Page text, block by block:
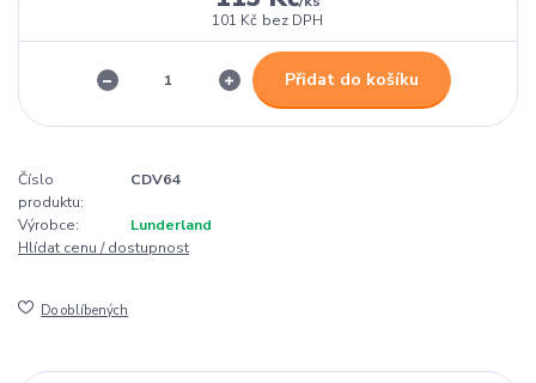
101 Kč bez DPH
Přidat do košíku
Číslo
produktu:
CDV64
Výrobce:
Lunderland
Hlídat cenu / dostupnost
Do oblíbených